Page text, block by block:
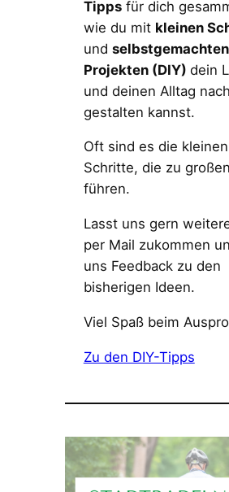
Tippsfür dich
wie du mit kleinen
und selbstgemachten
Projekten (DIY) dein
und deinen Alltag
gestalten kannst.
Oft sind es die kleinen
Schritte, die zu
führen.
Lasst uns gern
per Mail zukommen
uns Feedback zu den
bisherigen Ideen.
Viel Spaß beim
Zu den DIY-Tipps